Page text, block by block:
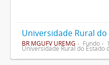
Universidade Rural
BR MGUFV UREMG Fundo
Universidade Rural do Estado